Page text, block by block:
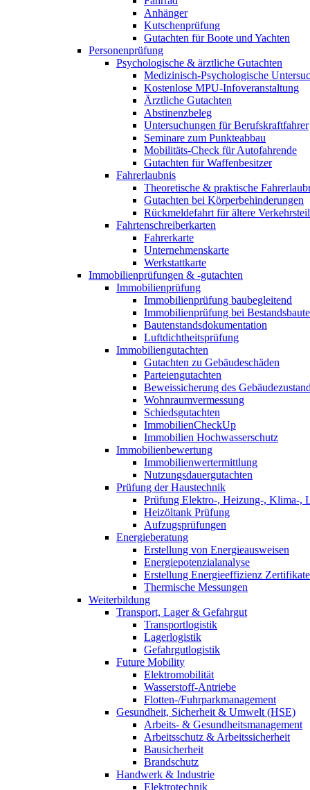
Anhänger
Kutschenprüfung
Gutachten für Boote und Yachten
Personenprüfung
Psychologische & ärztliche Gutachten
Medizinisch-Psychologische
Kostenlose MPU-Infoveranstaltung
Ärztliche Gutachten
Abstinenzbeleg
Untersuchungen für Berufskraftfahrer
Seminare zum Punkteabbau
Mobilitäts-Check für Autofahrende
Gutachten für Waffenbesitzer
Fahrerlaubnis
Theoretische & praktische
Gutachten bei Körperbehinderungen
Rückmeldefahrt für ältere
Fahrtenschreiberkarten
Fahrerkarte
Unternehmenskarte
Werkstattkarte
Immobilienprüfungen & -gutachten
Immobilienprüfung
Immobilienprüfung baubegleitend
Immobilienprüfung bei
Bautenstandsdokumentation
Luftdichtheitsprüfung
Immobiliengutachten
Gutachten zu Gebäudeschäden
Parteiengutachten
Beweissicherung des
Wohnraumvermessung
Schiedsgutachten
ImmobilienCheckUp
Immobilien Hochwasserschutz
Immobilienbewertung
Immobilienwertermittlung
Nutzungsdauergutachten
Prüfung der Haustechnik
Prüfung Elektro-, Heizung-, Klima-,
Heizöltank Prüfung
Aufzugsprüfungen
Energieberatung
Erstellung von Energieausweisen
Energiepotenzialanalyse
Erstellung Energieeffizienz Zertifikate
Thermische Messungen
Weiterbildung
Transport, Lager & Gefahrgut
Transportlogistik
Lagerlogistik
Gefahrgutlogistik
Future Mobility
Elektromobilität
Wasserstoff-Antriebe
Flotten-/Fuhrparkmanagement
Gesundheit, Sicherheit & Umwelt (HSE)
Arbeits- & Gesundheitsmanagement
Arbeitsschutz & Arbeitssicherheit
Bausicherheit
Brandschutz
Handwerk & Industrie
Elektrotechnik